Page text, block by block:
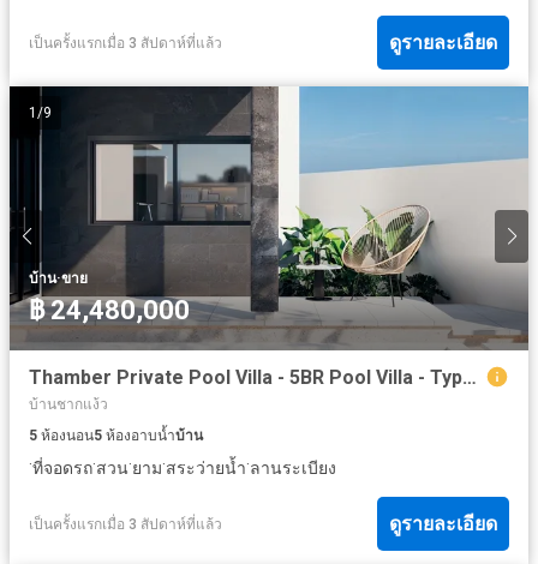
เป็นครั้งแรกเมื่อ 3 สัปดาห์ที่แล้ว ดูรายละเอียด
1 /9
บ้าน·ขาย
฿ 24,480,000
Thamber Private Pool Villa - 5BR Pool Villa - Type C (Rhea)
บ้านชากแง้ว
5 ห้องนอน5 ห้องอาบน้ำบ้าน
·ที่จอดรถ·สวน·ยาม·สระว่ายน้ำ·ลานระเบียง
เป็นครั้งแรกเมื่อ 3 สัปดาห์ที่แล้ว ดูรายละเอียด